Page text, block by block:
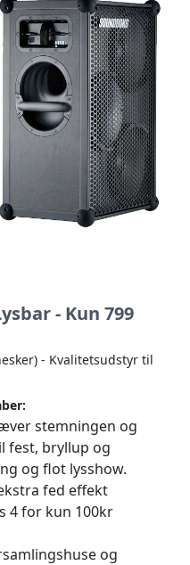
- Kun 799
- Kvalitetsudstyr til
stemningen og
fest, bryllup og
og flot lysshow.
fed effekt
4 for kun 100kr
og